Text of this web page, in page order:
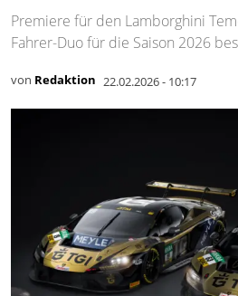
Premiere für den Lamborghini
Fahrer-Duo für die Saison 2026
von Redaktion 22.02.2026 - 10:17